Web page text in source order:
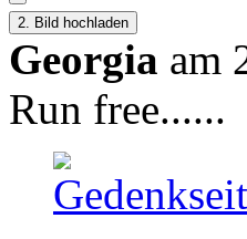
Georgia am
Run free......